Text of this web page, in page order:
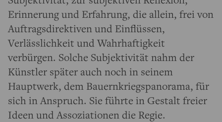
Erinnerung und Erfahrung, die allein, frei von
Auftragsdirektiven und Einflüssen,
Verlässlichkeit und Wahrhaftigkeit
verbürgen. Solche Subjektivität nahm der
Künstler später auch noch in seinem
Hauptwerk, dem Bauernkriegspanorama, für
sich in Anspruch. Sie führte in Gestalt freier
Ideen und Assoziationen die Regie.